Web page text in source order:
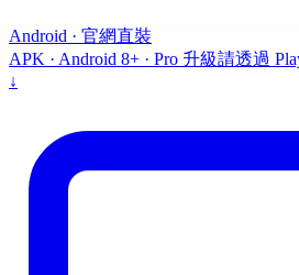
Android · 官網直裝
APK · Android 8+ · Pro 升級請透過
↓